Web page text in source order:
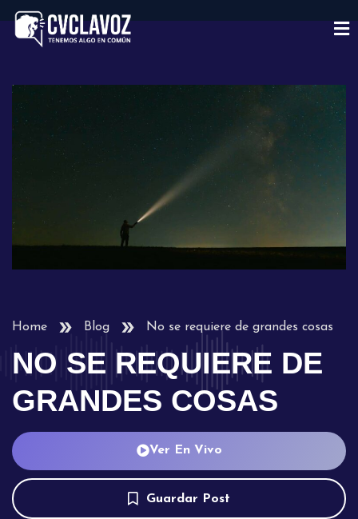
Home Blog No se requiere de grandes cosas
NO SE REQUIERE DE
GRANDES COSAS
Ver En Vivo
Guardar Post